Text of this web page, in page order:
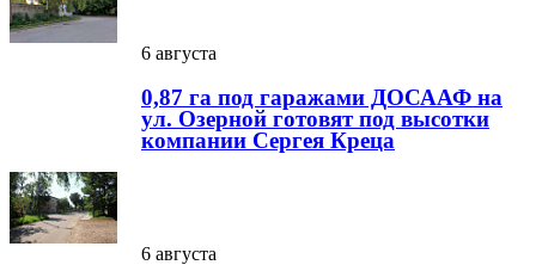
6 августа
0,87 га под гаражами ДОСААФ на
ул. Озерной готовят под высотки
компании Сергея Креца
6 августа